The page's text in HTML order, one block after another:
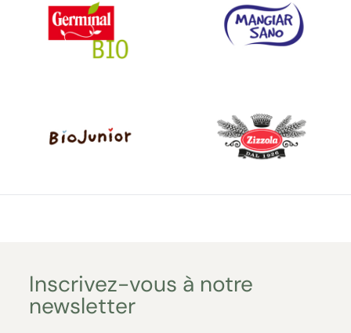
Inscrivez-vous à notre
newsletter